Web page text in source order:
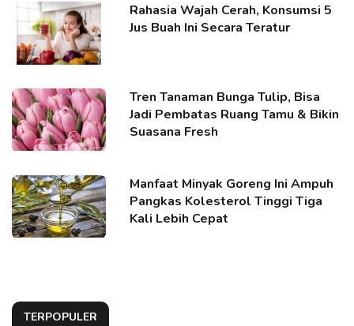
Rahasia Wajah Cerah, Konsumsi 5
Jus Buah Ini Secara Teratur
Tren Tanaman Bunga Tulip, Bisa
Jadi Pembatas Ruang Tamu & Bikin
Suasana Fresh
Manfaat Minyak Goreng Ini Ampuh
Pangkas Kolesterol Tinggi Tiga
Kali Lebih Cepat
TERPOPULER